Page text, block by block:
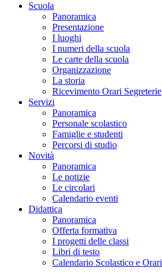
Scuola
Panoramica
Presentazione
I luoghi
I numeri della scuola
Le carte della scuola
Organizzazione
La storia
Ricevimento Orari Segreterie
Servizi
Panoramica
Personale scolastico
Famiglie e studenti
Percorsi di studio
Novità
Panoramica
Le notizie
Le circolari
Calendario eventi
Didattica
Panoramica
Offerta formativa
I progetti delle classi
Libri di testo
Calendario Scolastico e Orari